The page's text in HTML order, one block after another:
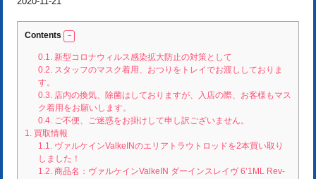
Contents
0.1.新型コロナウィルス感染拡大防止の対策として
0.2.スタッフのマスク着用、おつりをトレイでお渡ししておりま
す。
0.3.店内の換気、除菌はしておりますが、入店の際、お客様もマス
ク着用をお願いします。
0.4.ご不便、ご迷惑をお掛けして申し訳ございません。
1. 買取情報
1.1.ヴァルケインValkeINのエリアトラウトロッドを2本買い取り
しました！
1.2.商品名：ヴァルケインValkeIN ダーインスレイヴ 6’1ML Rev-